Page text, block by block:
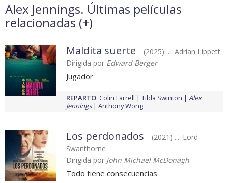
Alex Jennings. Últimas películas
relacionadas (+)
Maldita suerte
(2025) .... Adrian Lippett
Dirigida por Edward Berger
Jugador
REPARTO: Colin Farrell Tilda Swinton
Alex
Jennings
Anthony Wong
Los perdonados
(2021) .... Lord
Swanthorne
Dirigida por John Michael McDonagh
Todo tiene consecuencias